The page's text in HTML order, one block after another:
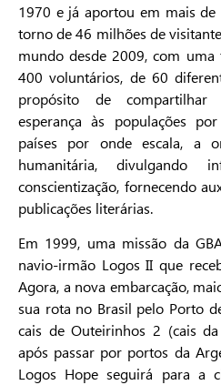
1970 e já aportou em mais de
torno de 46 milhões de
mundo desde 2009, com
400 voluntários, de 60
propósito de compartilhar
esperança às populações
países por onde escala, a
humanitária, divulgando
conscientização, fornecendo
publicações literárias.
Em 1999, uma missão da
navio-irmão Logos II que
Agora, a nova embarcação,
sua rota no Brasil pelo Porto
cais de Outeirinhos 2 (cais
após passar por portos da
Logos Hope seguirá para a